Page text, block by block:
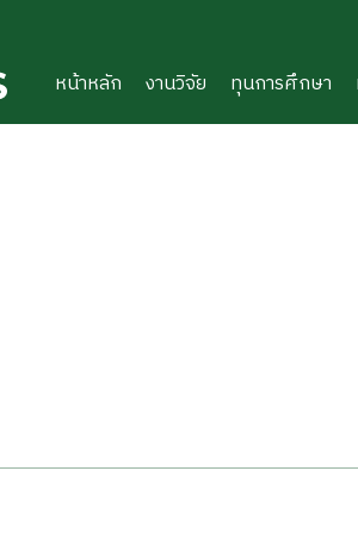
tab)
tab)
หน้าหลัก
งานวิจัย ทุนการศึกษา